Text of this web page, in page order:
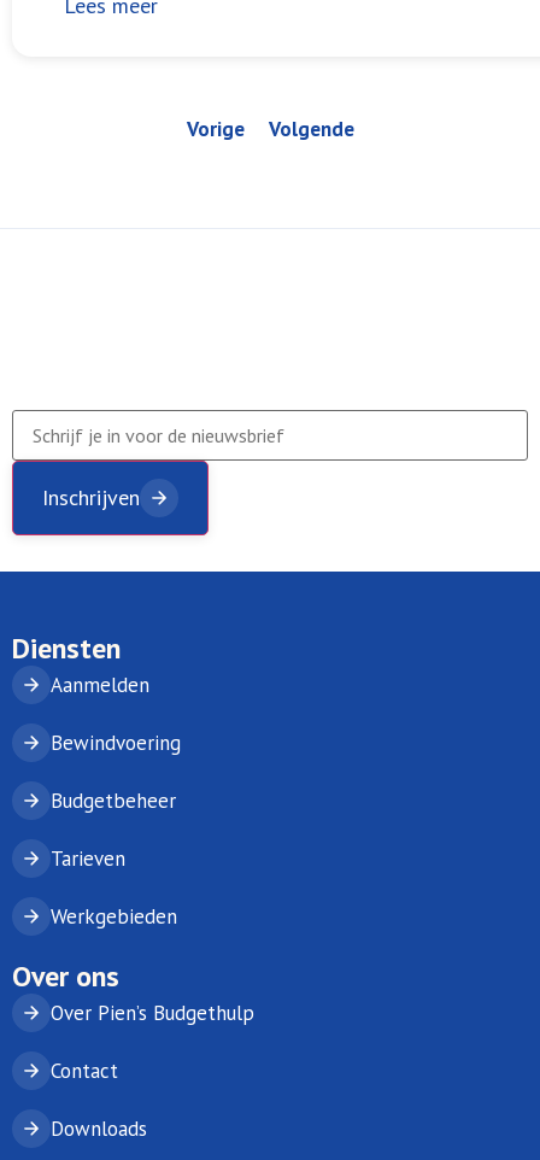
Lees meer
Vorige Volgende
Inschrijven
Diensten
Aanmelden
Bewindvoering
Budgetbeheer
Tarieven
Werkgebieden
Over ons
Over Pien’s Budgethulp
Contact
Downloads